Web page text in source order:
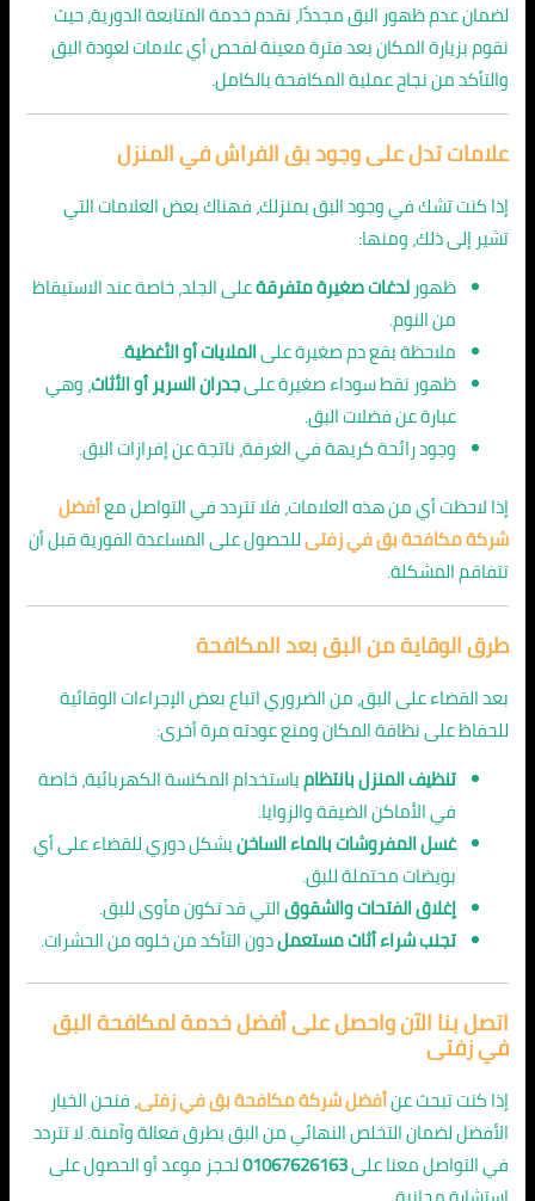
لضمان عدم ظهور البق مجددًا، نقدم خدمة المتابعة الدورية، حيث
نقوم بزيارة المكان بعد فترة معينة لفحص أي علامات لعودة البق
والتأكد من نجاح عملية المكافحة بالكامل.
علامات تدل على وجود بق الفراش في المنزل
إذا كنت تشك في وجود البق بمنزلك، فهناك بعض العلامات التي
تشير إلى ذلك، ومنها:
ظهورلدغات صغيرة متفرقةعلى الجلد، خاصة عند الاستيقاظ
من النوم.
ملاحظة بقع دم صغيرة علىالملايات أو الأغطية.
ظهور نقط سوداء صغيرة علىجدران السرير أو الأثاث، وهي
عبارة عن فضلات البق.
وجود رائحة كريهة في الغرفة، ناتجة عن إفرازات البق.
إذا لاحظت أي من هذه العلامات، فلا تتردد في التواصل معأفضل
شركة مكافحة بق في زفتىللحصول على المساعدة الفورية قبل أن
تتفاقم المشكلة.
طرق الوقاية من البق بعد المكافحة
بعد القضاء على البق، من الضروري اتباع بعض الإجراءات الوقائية
للحفاظ على نظافة المكان ومنع عودته مرة أخرى:
تنظيف المنزل بانتظامباستخدام المكنسة الكهربائية، خاصة
في الأماكن الضيقة والزوايا.
غسل المفروشات بالماء الساخنبشكل دوري للقضاء على أي
بويضات محتملة للبق.
إغلاق الفتحات والشقوقالتي قد تكون مأوى للبق.
تجنب شراء أثاث مستعملدون التأكد من خلوه من الحشرات.
اتصل بنا الآن واحصل على أفضل خدمة لمكافحة البق
في زفتى
إذا كنت تبحث عنأفضل شركة مكافحة بق في زفتى، فنحن الخيار
الأفضل لضمان التخلص النهائي من البق بطرق فعالة وآمنة. لا تتردد
في التواصل معنا على01067626163لحجز موعد أو الحصول على